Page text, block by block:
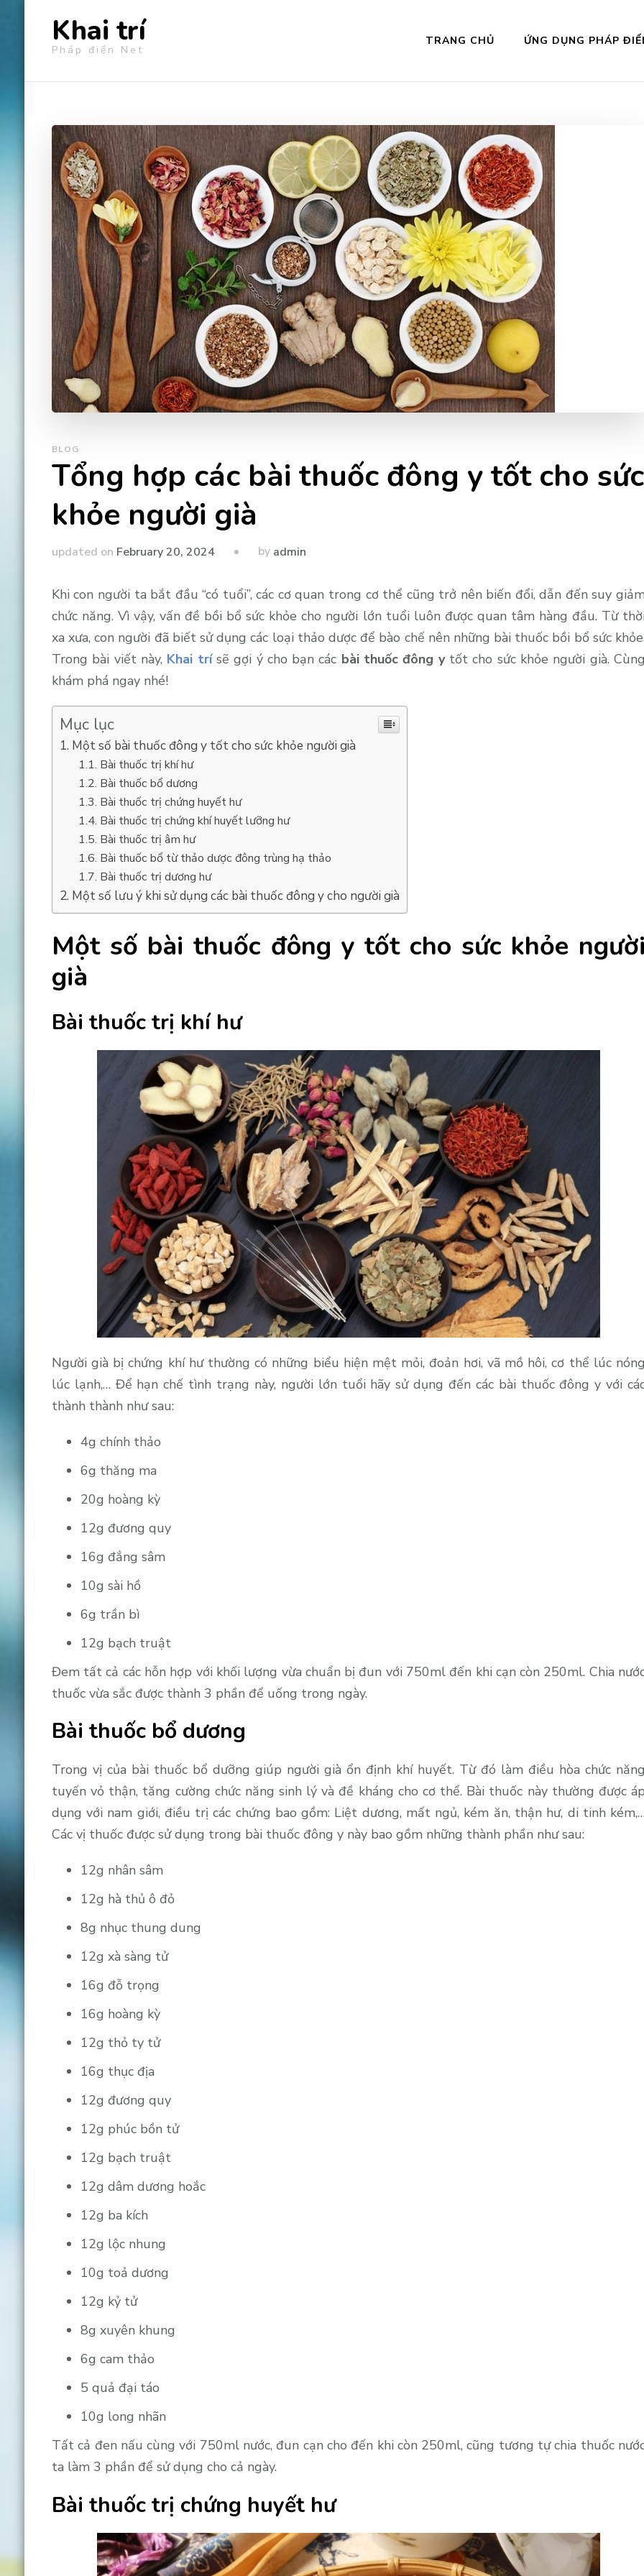
Khai trí
Pháp điển Net
TRANG CHỦ ỨNG DỤNG PHÁP
BLOG
Tổng hợp các bài thuốc đông y tốt cho sức
khỏe người già
updated on February 20, 2024 by admin
Khi con người ta bắt đầu “có tuổi”, các cơ quan trong cơ thể cũng trở nên biến đổi, dẫn đến suy
chức năng. Vì vậy, vấn đề bồi bổ sức khỏe cho người lớn tuổi luôn được quan tâm hàng đầu. Từ
xa xưa, con người đã biết sử dụng các loại thảo dược để bào chế nên những bài thuốc bồi bổ sức
Trong bài viết này, Khai trí sẽ gợi ý cho bạn các bài thuốc đông ytốt cho sức khỏe người già.
khám phá ngay nhé!
Mục lục
Một số bài thuốc đông y tốt cho sức khỏe người già
Bài thuốc trị khí hư
Bài thuốc bổ dương
Bài thuốc trị chứng huyết hư
Bài thuốc trị chứng khí huyết lưỡng hư
Bài thuốc trị âm hư
Bài thuốc bổ từ thảo dược đông trùng hạ thảo
Bài thuốc trị dương hư
Một số lưu ý khi sử dụng các bài thuốc đông y cho người già
Một số bài thuốc đông y tốt cho sức khỏe
già
Bài thuốc trị khí hư
Người già bị chứng khí hư thường có những biểu hiện mệt mỏi, đoản hơi, vã mồ hôi, cơ thể lúc
lúc lạnh,… Để hạn chế tình trạng này, người lớn tuổi hãy sử dụng đến các bài thuốc đông y với
thành thành như sau:
4g chính thảo
6g thăng ma
20g hoàng kỳ
12g đương quy
16g đẳng sâm
10g sài hồ
6g trần bì
12g bạch truật
Đem tất cả các hỗn hợp với khối lượng vừa chuẩn bị đun với 750ml đến khi cạn còn 250ml. Chia
thuốc vừa sắc được thành 3 phần để uống trong ngày.
Bài thuốc bổ dương
Trong vị của bài thuốc bổ dưỡng giúp người già ổn định khí huyết. Từ đó làm điều hòa chức
tuyến vỏ thận, tăng cường chức năng sinh lý và đề kháng cho cơ thể. Bài thuốc này thường được
dụng với nam giới, điều trị các chứng bao gồm: Liệt dương, mất ngủ, kém ăn, thận hư, di tinh
Các vị thuốc được sử dụng trong bài thuốc đông y này bao gồm những thành phần như sau:
12g nhân sâm
12g hà thủ ô đỏ
8g nhục thung dung
12g xà sàng tử
16g đỗ trọng
16g hoàng kỳ
12g thỏ ty tử
16g thục địa
12g đương quy
12g phúc bồn tử
12g bạch truật
12g dâm dương hoắc
12g ba kích
12g lộc nhung
10g toả dương
12g kỷ tử
8g xuyên khung
6g cam thảo
5 quả đại táo
10g long nhãn
Tất cả đen nấu cùng với 750ml nước, đun cạn cho đến khi còn 250ml, cũng tương tự chia thuốc
ta làm 3 phần để sử dụng cho cả ngày.
Bài thuốc trị chứng huyết hư